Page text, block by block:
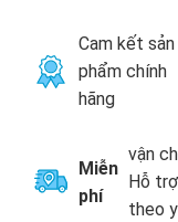
Cam kết sản
phẩm chính
hãng
Miễn
phí
vận
Hỗ
theo